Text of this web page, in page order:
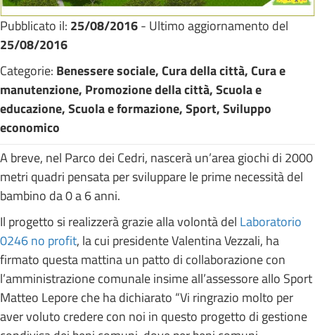
Pubblicato il: 25/08/2016- Ultimo aggiornamento del
25/08/2016
Categorie: Benessere sociale, Cura della città, Cura e
manutenzione, Promozione della città, Scuola e
educazione, Scuola e formazione, Sport, Sviluppo
economico
A breve, nel Parco dei Cedri, nascerà un’area giochi di 2000
metri quadri pensata per sviluppare le prime necessità del
bambino da 0 a 6 anni.
Il progetto si realizzerà grazie alla volontà del Laboratorio
0246 no profit, la cui presidente Valentina Vezzali, ha
firmato questa mattina un patto di collaborazione con
l’amministrazione comunale insime all’assessore allo Sport
Matteo Lepore che ha dichiarato “Vi ringrazio molto per
aver voluto credere con noi in questo progetto di gestione